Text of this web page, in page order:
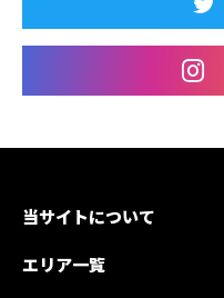
当サイトについて
エリア一覧